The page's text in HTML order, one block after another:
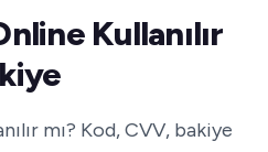
Kullanılır
mı? Kod, CVV, bakiye